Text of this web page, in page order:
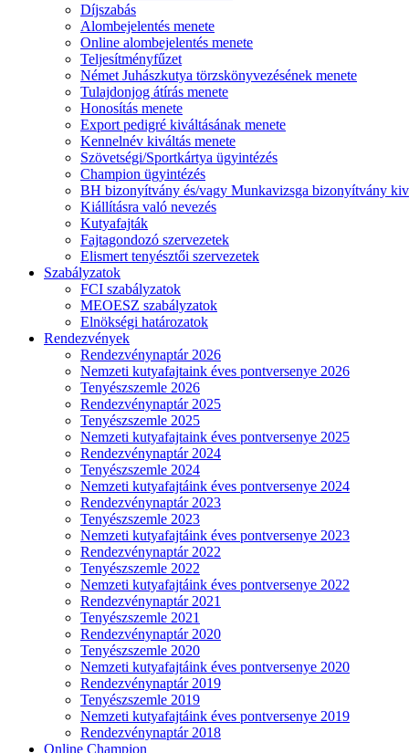
Díjszabás
Alombejelentés menete
Online alombejelentés menete
Teljesítményfűzet
Német Juhászkutya törzskönyvezésének menete
Tulajdonjog átírás menete
Honosítás menete
Export pedigré kiváltásának menete
Kennelnév kiváltás menete
Szövetségi/Sportkártya ügyintézés
Champion ügyintézés
BH bizonyítvány és/vagy Munkavizsga bizonyítvány
Kiállításra való nevezés
Kutyafajták
Fajtagondozó szervezetek
Elismert tenyésztői szervezetek
Szabályzatok
FCI szabályzatok
MEOESZ szabályzatok
Elnökségi határozatok
Rendezvények
Rendezvénynaptár 2026
Nemzeti kutyafajtaink éves pontversenye 2026
Tenyészszemle 2026
Rendezvénynaptár 2025
Tenyészszemle 2025
Nemzeti kutyafajtaink éves pontversenye 2025
Rendezvénynaptár 2024
Tenyészszemle 2024
Nemzeti kutyafajtáink éves pontversenye 2024
Rendezvénynaptár 2023
Tenyészszemle 2023
Nemzeti kutyafajtáink éves pontversenye 2023
Rendezvénynaptár 2022
Tenyészszemle 2022
Nemzeti kutyafajtáink éves pontversenye 2022
Rendezvénynaptár 2021
Tenyészszemle 2021
Rendezvénynaptár 2020
Tenyészszemle 2020
Nemzeti kutyafajtáink éves pontversenye 2020
Rendezvénynaptár 2019
Tenyészszemle 2019
Nemzeti kutyafajtáink éves pontversenye 2019
Rendezvénynaptár 2018
Online Champion